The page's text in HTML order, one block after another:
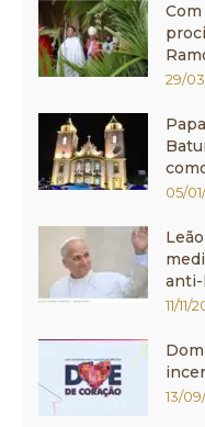
29/
05/
anti-
11/11/
13/